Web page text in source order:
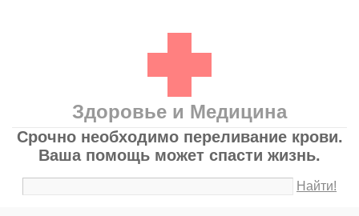
Здоровье и Медицина
Срочно необходимо переливание крови.
Ваша помощь может спасти жизнь.
Найти!